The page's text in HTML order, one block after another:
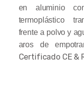
en aluminio
termoplástico
frente a polvo y
aros de
Certificado CE &